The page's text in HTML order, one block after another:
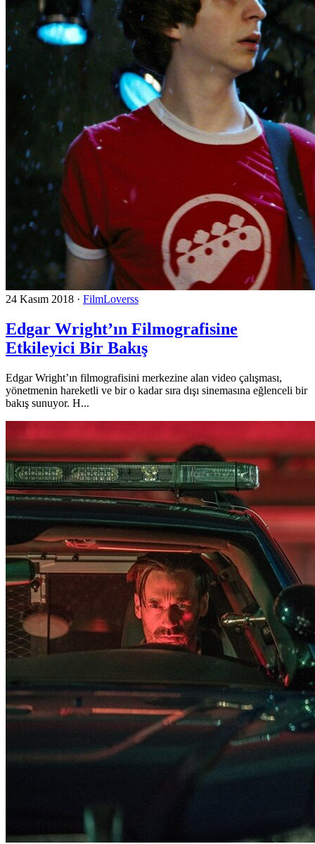
24 Kasım 2018 · FilmLoverss
Edgar Wright’ın Filmografisine
Etkileyici Bir Bakış
Edgar Wright’ın filmografisini merkezine alan video çalışması,
yönetmenin hareketli ve bir o kadar sıra dışı sinemasına eğlenceli bir
bakış sunuyor. H...